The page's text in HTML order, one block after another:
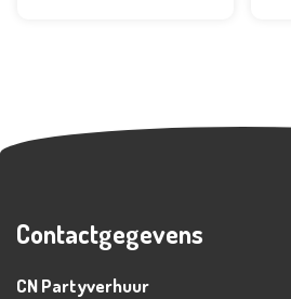
Contactgegevens
CN Partyverhuur